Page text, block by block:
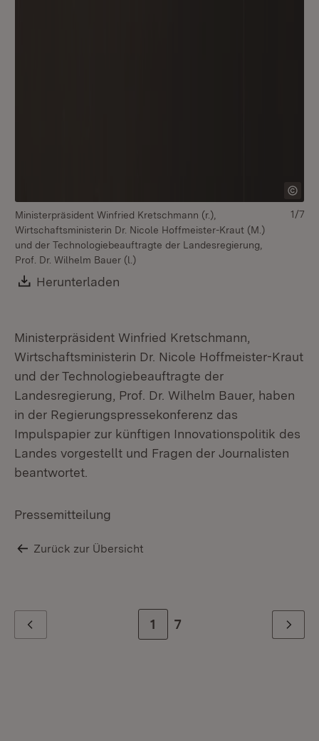
Ministerpräsident Winfried Kretschmann (r.),
Wirtschaftsministerin Dr. Nicole Hoffmeister-Kraut (M.)
und der Technologiebeauftragte der Landesregierung,
Prof. Dr. Wilhelm Bauer (l.)
Download:
Herunterladen
1/7
Ministerpräsident Winfried Kretschmann,
Wirtschaftsministerin Dr. Nicole Hoffmeister-Kraut
und der Technologiebeauftragte der
Landesregierung, Prof. Dr. Wilhelm Bauer, haben
in der Regierungspressekonferenz das
Impulspapier zur künftigen Innovationspolitik des
Landes vorgestellt und Fragen der Journalisten
beantwortet.
Pressemitteilung
Zurück zur Übersicht
Zur Seite
1 Zur letzten Seite
7 Weiter